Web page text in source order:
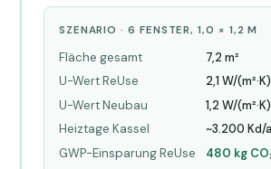
SZENARIO · 6 FENSTER, 1,0 × 1,2 M
Fläche gesamt
7,2 m²
U-Wert ReUse
2,1 W/(m²·K)
U-Wert Neubau
1,2 W/(m²·K)
Heiztage Kassel
~3.200 Kd/a
GWP-Einsparung ReUse
480 kg